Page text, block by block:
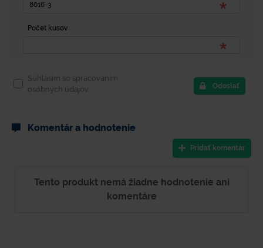
Počet kusov
Súhlasím so spracovaním
osobných údajov.
Odoslať
Komentár a hodnotenie
Pridať komentár
Tento produkt nemá žiadne hodnotenie ani
komentáre